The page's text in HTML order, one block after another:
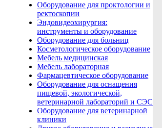
Оборудование для проктологии и
ректоскопии
Эндовидеохирургия:
инструменты и оборудование
Оборудование для больниц
Косметологическое оборудование
Мебель медицинская
Мебель лабораторная
Фармацевтическое оборудование
Оборудование для оснащения
пищевой, экологической,
ветеринарной лабораторий и СЭС
Оборудование для ветеринарной
клиники